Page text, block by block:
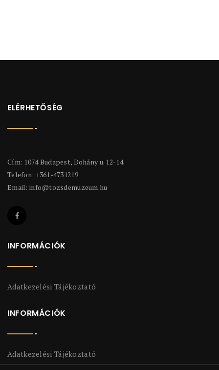
ELÉRHETŐSÉG
Cím: 1074 Budapest, Dohány u. 12-14.
Telefon: +361-4731219
Email: info@tozsdemuzeum.hu
INFORMÁCIÓK
Adatkezelési Tájékoztató
INFORMÁCIÓK
Adatkezelési Tájékoztató